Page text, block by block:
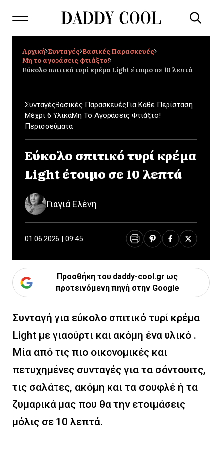
Αρχική Συνταγές Βασικές Παρασκευές
Μη το αγοράσεις φτιάξτο!
Εύκολο σπιτικό τυρί κρέμα Light έτοιμο σε 10 λεπτά
ΣυνταγέςΒασικές ΠαρασκευέςΓια Κάθε Περίσταση
Μέχρι 6 ΥλικάΜη Το Αγοράσεις Φτιάξτο!
Περισσεύματα
Εύκολο σπιτικό τυρί κρέμα
Light έτοιμο σε 10 λεπτά
Γιαγιά Ελένη
01.06.2026 | 09:45
Προσθήκη του daddy-cool.gr ως
προτεινόμενη πηγή στην Google
Συνταγή για εύκολο σπιτικό τυρί κρέμα
Light με γιαούρτι και ακόμη ένα υλικό .
Μία από τις πιο οικονομικές και
πετυχημένες συνταγές για τα σάντουιτς,
τις σαλάτες, ακόμη και τα σουφλέ ή τα
ζυμαρικά μας που θα την ετοιμάσεις
μόλις σε 10 λεπτά.